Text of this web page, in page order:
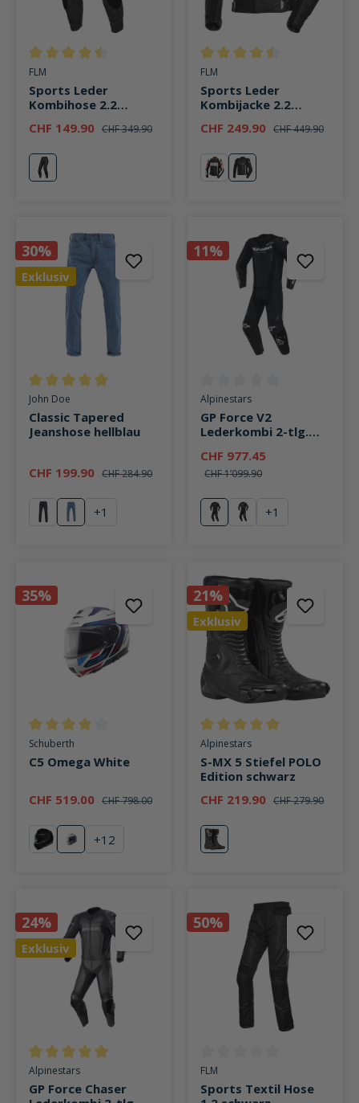
Durchschnittliche Bewertung von 4.6 von 5 Sternen
FLM
Sports Leder
Kombihose 2.2
CHF 149.90 CHF 349.90
silber
Durchschnittliche Bewertung
FLM
Sports Leder
Kombijacke 2.2
CHF 249.90 CHF 449.90
grausilber
30%
Exklusiv
Durchschnittliche Bewertung von 5 von 5 Sternen
John Doe
Classic Tapered
Jeanshose hellblau
CHF 199.90 CHF 284.90
schwarzhellblau
+1
11%
Durchschnittliche Bewertung
Alpinestars
GP Force V2
Lederkombi 2-tlg.
CHF 977.45
CHF 1’099.90
schwarzschwarz/weiß/fluo
+1
35%
Durchschnittliche Bewertung von 4 von 5 Sternen
Schuberth
C5 Omega White
CHF 519.00 CHF 798.00
schwarzOmega White
+12
21%
Exklusiv
Durchschnittliche Bewertung
Alpinestars
S-MX 5 Stiefel POLO
Edition schwarz
CHF 219.90 CHF 279.90
schwarz
24%
Exklusiv
Durchschnittliche Bewertung von 5 von 5 Sternen
Alpinestars
GP Force Chaser
50%
Durchschnittliche Bewertung
FLM
Sports Textil Hose